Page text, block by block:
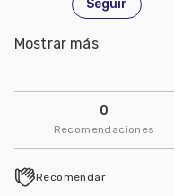
Seguir
José Antonio
Seguir
Mostrar más
0
Recomendaciones
Recomendar